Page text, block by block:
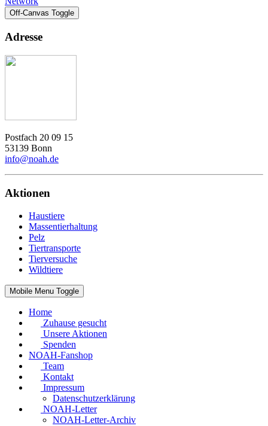
Off-Canvas Toggle
Adresse
Postfach 20 09 15
53139 Bonn
info@noah.de
Aktionen
Haustiere
Massentierhaltung
Pelz
Tiertransporte
Tierversuche
Wildtiere
Mobile Menu Toggle
Home
Zuhause gesucht
Unsere Aktionen
Spenden
NOAH-Fanshop
Team
Kontakt
Impressum
Datenschutzerklärung
NOAH-Letter
NOAH-Letter-Archiv